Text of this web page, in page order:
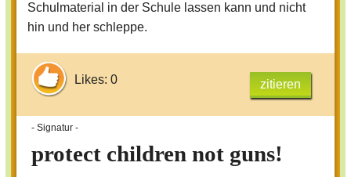
Schulmaterial in der Schule lassen kann und nicht
hin und her schleppe.
Likes: 0 zitieren
- Signatur -
protect children not guns!